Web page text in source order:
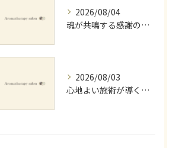
2026/08/04
魂が共鳴する感謝の心と天地創造
2026/08/03
心地よい施術が導く深いリラックス睡眠効果